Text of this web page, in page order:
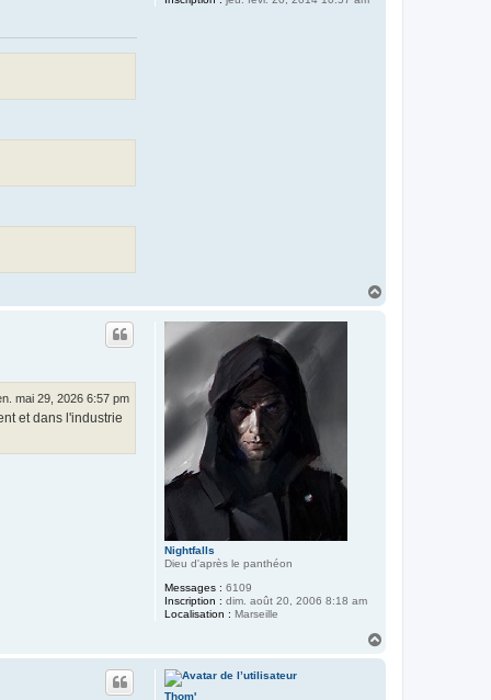
Nightfalls
Dieu d'après le panthéon
Messages : 6109
Inscription : dim. août 20, 2006 8:18 am
Localisation : Marseille
mai 29, 2026 6:57 pm
et dans l'industrie
Thom'